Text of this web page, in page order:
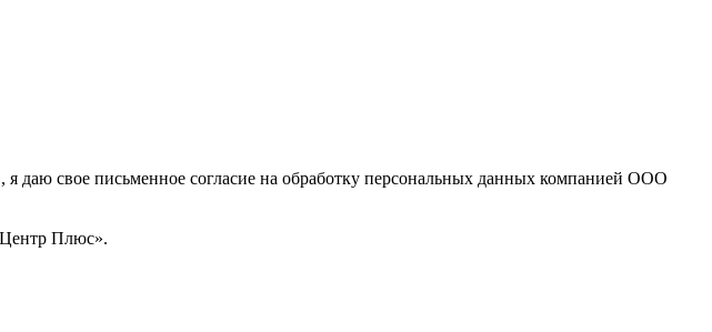
даю свое письменное согласие на обработку персональных данных компанией ООО
Плюс».